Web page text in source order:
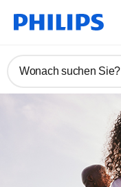
Wonach suchen Sie?